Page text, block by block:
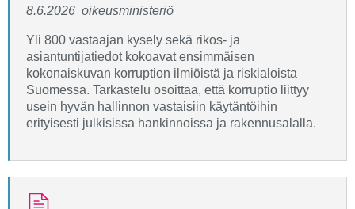
8.6.2026 oikeusministeriö
Yli 800 vastaajan kysely sekä rikos- ja
asiantuntijatiedot kokoavat ensimmäisen
kokonaiskuvan korruption ilmiöistä ja riskialoista
Suomessa. Tarkastelu osoittaa, että korruptio liittyy
usein hyvän hallinnon vastaisiin käytäntöihin
erityisesti julkisissa hankinnoissa ja rakennusalalla.